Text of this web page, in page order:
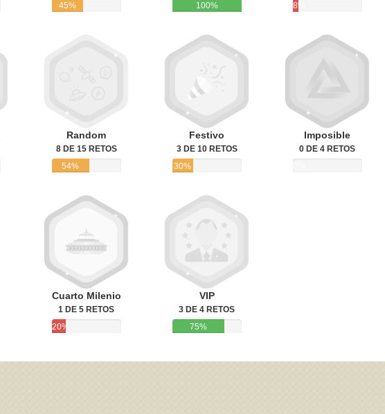
45%
100%
8%
Random
8 DE 15 RETOS
54%
Festivo
3 DE 10 RETOS
30%
Imposible
0 DE 4 RETOS
Cuarto Milenio
1 DE 5 RETOS
20%
VIP
3 DE 4 RETOS
75%